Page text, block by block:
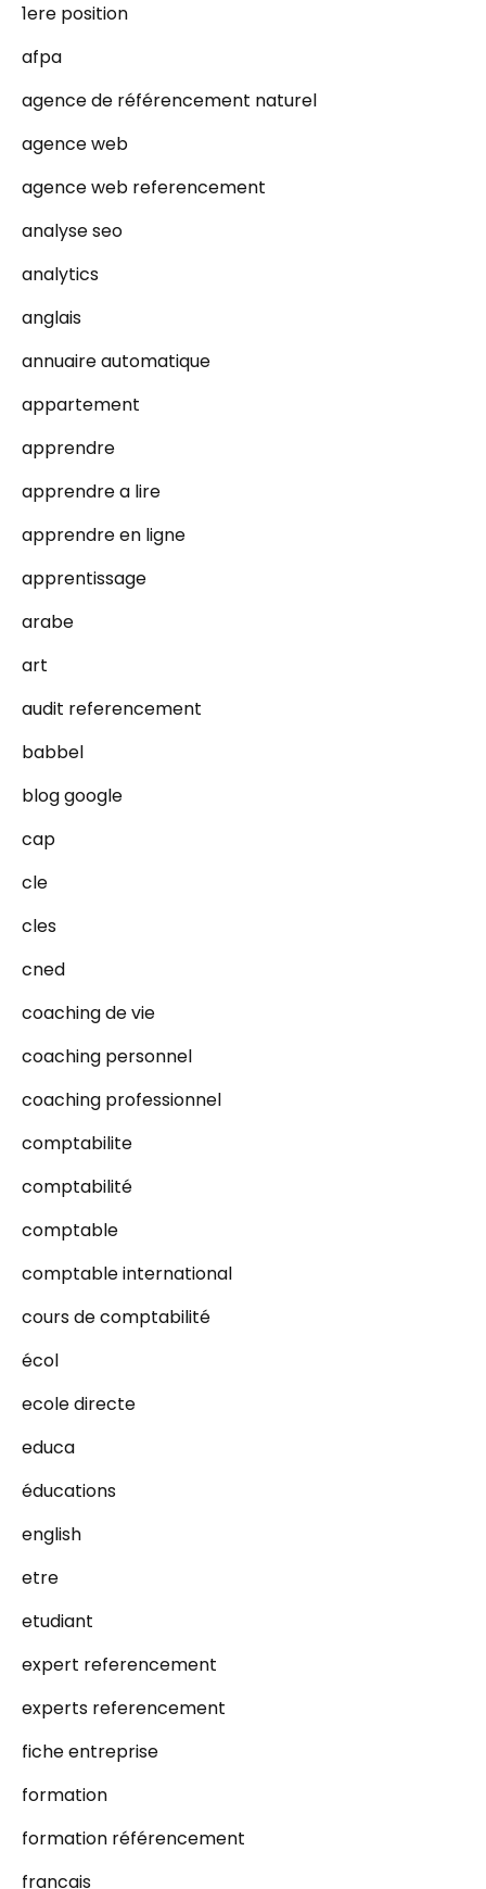
1ere position
afpa
agence de référencement naturel
agence web
agence web referencement
analyse seo
analytics
anglais
annuaire automatique
appartement
apprendre
apprendre a lire
apprendre en ligne
apprentissage
arabe
art
audit referencement
babbel
blog google
cap
cle
cles
cned
coaching de vie
coaching personnel
coaching professionnel
comptabilite
comptabilité
comptable
comptable international
cours de comptabilité
écol
ecole directe
educa
éducations
english
etre
etudiant
expert referencement
experts referencement
fiche entreprise
formation
formation référencement
francais